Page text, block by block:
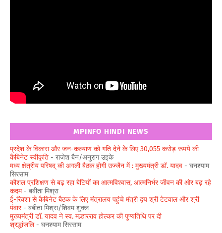
MPINFO HINDI NEWS
प्रदेश के विकास और जन-कल्याण को गति देने के लिए 30,055 करोड़ रूपये की
कैबिनेट स्वीकृति - राजेश बैन/अनुराग उइके
मध्य क्षेत्रीय परिषद् की अगली बैठक होगी उज्जैन में : मुख्यमंत्री डॉ. यादव - घनश्याम
सिरसाम
कौशल प्रशिक्षण से बढ़ रहा बेटियों का आत्मविश्वास, आत्मनिर्भर जीवन की ओर बढ़ रहे
कदम- बबीता मिश्रा
ई-रिक्शा से कैबिनेट बैठक के लिए मंत्रालय पहुंचे मंत्री द्वय श्री टेटवाल और श्री
पंवार- बबीता मिश्रा/शिवम शुक्ल
मुख्यमंत्री डॉ. यादव ने स्व. मल्हारराव होल्कर की पुण्यतिथि पर दी
श्रद्धांजलि- घनश्याम सिरसाम